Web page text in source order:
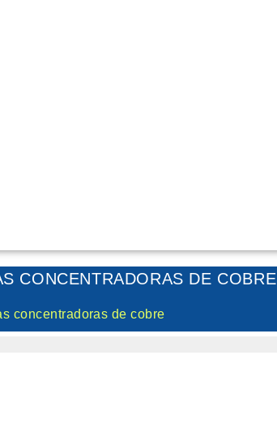
CONCENTRADORAS DE COBRE
concentradoras de cobre